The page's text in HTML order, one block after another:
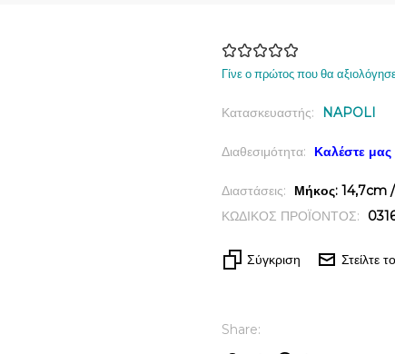
Γίνε ο πρώτος που θα
Κατασκευαστής: NAPOLI
Διαθεσιμότητα: Καλέστε μας
Διαστάσεις:
Μήκος: 14,7cm
ΚΩΔΙΚΟΣ ΠΡΟΪΟΝΤΟΣ:
Σύγκριση Στείλτε
Share: